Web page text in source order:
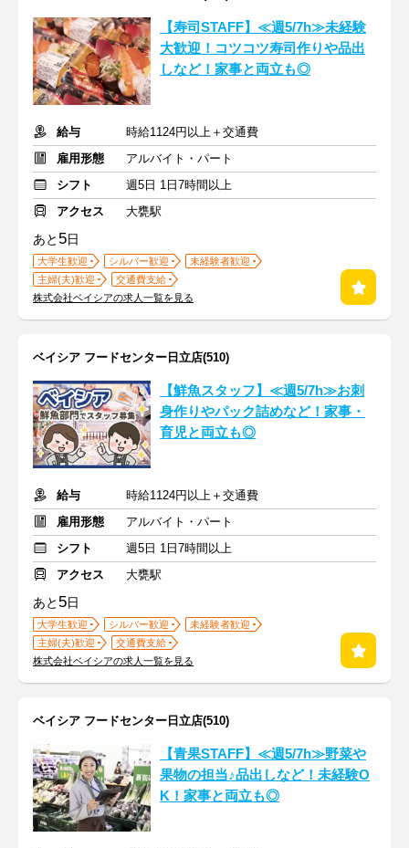
【寿司STAFF】≪週5/7h≫未経験
大歓迎！コツコツ寿司作りや品出
しなど！家事と両立も◎
給与
時給1124円以上＋交通費
雇用形態
アルバイト・パート
シフト
週5日 1日7時間以上
アクセス
大甕駅
あと 5日
大学生歓迎 シルバー歓迎
未経験者歓迎
主婦(夫)歓迎
交通費支給
株式会社ベイシアの求人一覧を見る
ベイシア フードセンター日立店(510)
【鮮魚スタッフ】≪週5/7h≫お刺
身作りやパック詰めなど！家事・
育児と両立も◎
給与
時給1124円以上＋交通費
雇用形態
アルバイト・パート
シフト
週5日 1日7時間以上
アクセス
大甕駅
あと 5日
大学生歓迎 シルバー歓迎
未経験者歓迎
主婦(夫)歓迎
交通費支給
株式会社ベイシアの求人一覧を見る
ベイシア フードセンター日立店(510)
【青果STAFF】≪週5/7h≫野菜や
果物の担当♪品出しなど！未経験O
K！家事と両立も◎